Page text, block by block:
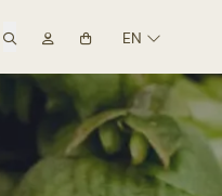
searchMon compte
EN